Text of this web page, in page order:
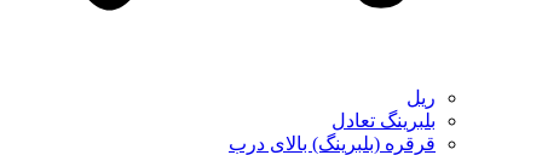
ریل
بلبرینگ تعادل
قرقره (بلبرینگ) بالای درب